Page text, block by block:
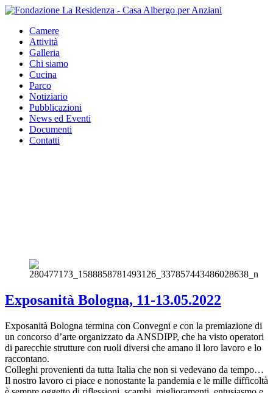
Camere
Attività
Galleria
Chi siamo
Cucina
Parco
Notiziario
Pubblicazioni
News ed Eventi
Documenti
Contatti
Exposanità Bologna, 11-13.05.2022
Exposanità Bologna termina con Convegni e con la premiazione di
un concorso d’arte organizzato da ANSDIPP, che ha visto operatori
di parecchie strutture con ruoli diversi che amano il loro lavoro e lo
raccontano.
Colleghi provenienti da tutta Italia che non si vedevano da tempo…
Il nostro lavoro ci piace e nonostante la pandemia e le mille difficoltà